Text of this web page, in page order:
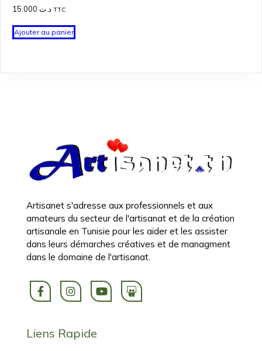
د.ت TTC
Ajouter au panier
Artisanet s'adresse aux professionnels et aux
amateurs du secteur de l'artisanat et de la création
artisanale en Tunisie pour les aider et les assister
dans leurs démarches créatives et de managment
dans le domaine de l'artisanat.
Liens Rapide